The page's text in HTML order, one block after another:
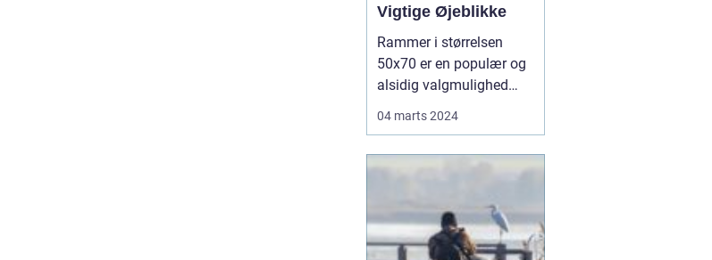
Vigtige Øjeblikke
Rammer i størrelsen
50x70 er en populær og
alsidig valgmulighed
rammer tilbyder en ideel
både mindre og
mellemstore
kunstværker på en
04 marts 2024